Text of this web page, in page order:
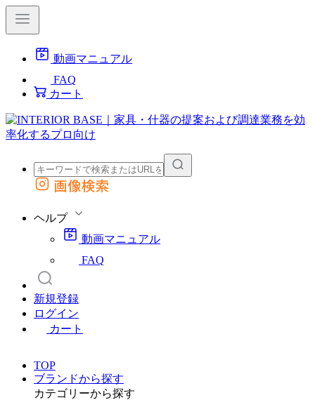
動画マニュアル
FAQ
カート
外部サイトの商品をカートに追加
画像検索
ヘルプ
動画マニュアル
FAQ
新規登録
ログイン
カート
TOP
ブランドから探す
カテゴリーから探す